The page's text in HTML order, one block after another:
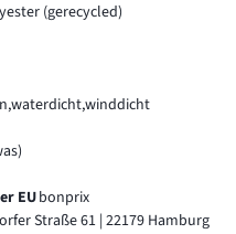
(gerecycled)
EUbonprix
Straße 61 | 22179 Hamburg